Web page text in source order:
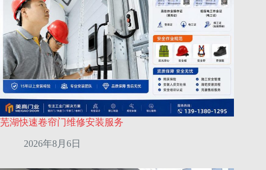
芜湖快速卷帘门维修安装服务
2026年8月6日